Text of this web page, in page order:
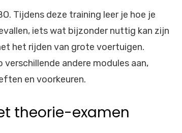
Tijdens deze training leer je hoe je
iets wat bijzonder nuttig kan zijn
het rijden van grote voertuigen.
verschillende andere modules aan,
en voorkeuren.
theorie-examen